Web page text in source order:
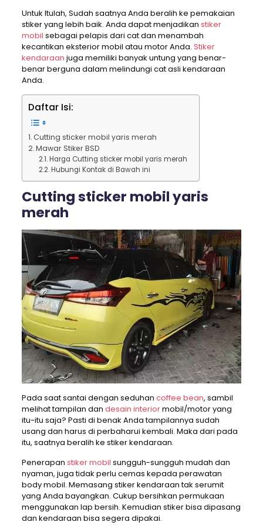
Untuk Itulah, Sudah saatnya Anda beralih ke pemakaian
stiker yang lebih baik. Anda dapat menjadikan stiker
mobil sebagai pelapis dari cat dan menambah
kecantikan eksterior mobil atau motor Anda. Stiker
kendaraan juga memiliki banyak untung yang benar-
benar berguna dalam melindungi cat asli kendaraan
Anda.
Daftar Isi:
Cutting sticker mobil yaris merah
Mawar Stiker BSD
Harga Cutting sticker mobil yaris merah
Hubungi Kontak di Bawah ini
Cutting sticker mobil yaris
merah
Pada saat santai dengan seduhan coffee bean, sambil
melihat tampilan dan desain interiormobil/motor yang
itu-itu saja? Pasti di benak Anda tampilannya sudah
usang dan harus di perbaharui kembali. Maka dari pada
itu, saatnya beralih ke stiker kendaraan.
Penerapan stiker mobil sungguh-sungguh mudah dan
nyaman, juga tidak perlu cemas kepada perawatan
body mobil. Memasang stiker kendaraan tak serumit
yang Anda bayangkan. Cukup bersihkan permukaan
menggunakan lap bersih. Kemudian stiker bisa dipasang
dan kendaraan bisa segera dipakai.